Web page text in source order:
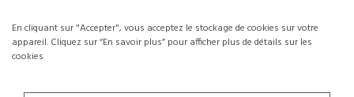
En cliquant sur "Accepter", vous acceptez le stockage de cookies sur votre
appareil. Cliquez sur “En savoir plus” pour afficher plus de détails sur les
cookies
NOUVEAUX CLIENTS
La création d’un compte a de nombreux avantages: sauvegarder la liste de vos